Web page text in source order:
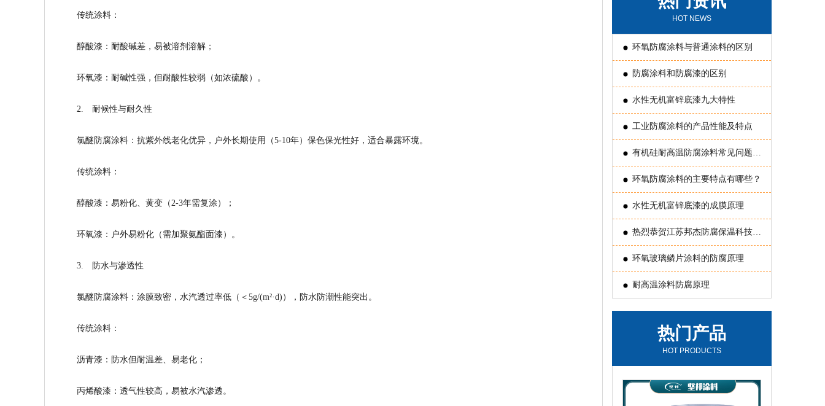
传统涂料：
醇酸漆：耐酸碱差，易被溶剂溶解；
环氧漆：耐碱性强，但耐酸性较弱（如浓硫酸）。
2. 耐候性与耐久性
氯醚防腐涂料 ：抗紫外线老化优异，户外长期使用（5-10年）保色保光性好，适合暴露环境。
传统涂料：
醇酸漆：易粉化、黄变（2-3年需复涂）；
环氧漆：户外易粉化（需加聚氨酯面漆）。
3. 防水与渗透性
氯醚防腐涂料 ：涂膜致密，水汽透过率低（＜5g/(m²·d)），防水防潮性能突出。
传统涂料：
沥青漆：防水但耐温差、易老化；
丙烯酸漆：透气性较高，易被水汽渗透。
HOT NEWS
环氧防腐涂料与普通涂料的区别
防腐涂料和防腐漆的区别
水性无机富锌底漆九大特性
工业防腐涂料的产品性能及特点
有机硅耐高温防腐涂料常见问题原
因分析
环氧防腐涂料的主要特点有哪些？
水性无机富锌底漆的成膜原理
热烈恭贺江苏邦杰防腐保温科技有
限公司 被评为常州国家国家新型涂
料高新技术产业化基地“骨干企业”
环氧玻璃鳞片涂料的防腐原理
耐高温涂料防腐原理
热门产品
HOT PRODUCTS